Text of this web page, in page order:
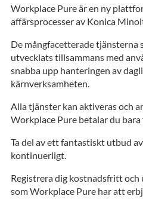
Workplace Pure är en ny
affärsprocesser av Konica
De mångfacetterade tjänsterna
utvecklats tillsammans med
snabba upp hanteringen av
kärnverksamheten.
Alla tjänster kan aktiveras och
Workplace Pure betalar du
Ta del av ett fantastiskt utbud
kontinuerligt.
Registrera dig kostnadsfritt
som Workplace Pure har att